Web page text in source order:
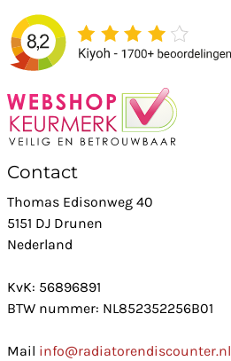
Contact
Thomas Edisonweg 40
5151 DJ Drunen
Nederland
KvK: 56896891
BTW nummer: NL852352256B01
Mail info@radiatorendiscounter.nl